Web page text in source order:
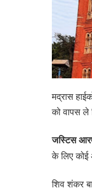
मद्रास
को वापस ले
जस्टिस
के लिए कोई
शिव शंकर